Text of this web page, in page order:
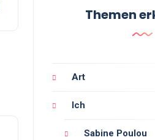
Themen
Art
Ich
Sabine Poulou